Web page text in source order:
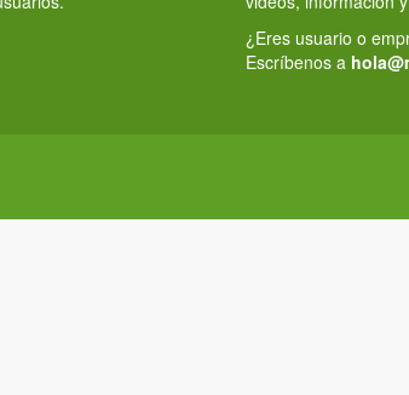
¿Eres usuario o
Escríbenos a